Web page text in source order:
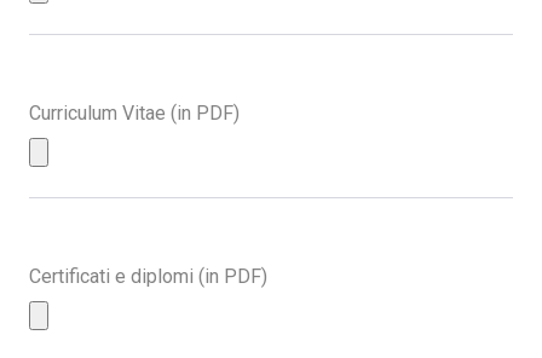
Curriculum Vitae (in PDF)
Certificati e diplomi (in PDF)